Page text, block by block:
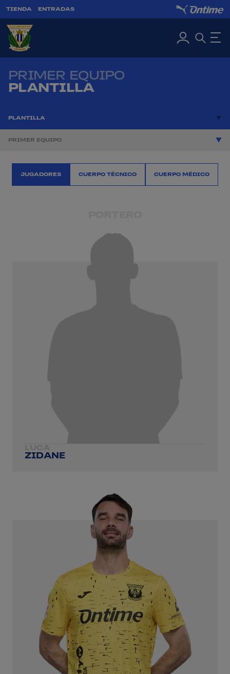
TIENDA ENTRADAS
PLANTILLA
PRIMER EQUIPO
PLANTILLA
PRIMER EQUIPO
JUGADORES CUERPO TÉCNICO CUERPO MÉDICO
ZIDANE